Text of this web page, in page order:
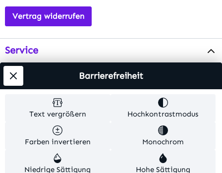
Vertrag widerrufen
Service
Info
Alle Preise inkl. gesetzl. Mehrwertsteuer zzgl.
Versandkosten . Alle Artikelangaben sind
Herstellerangaben und ohne Gewähr.
Text vergrößern Hochkontrastmodus
Farben invertieren Monochrom
Niedrige Sättigung Hohe Sättigung
Barrierefreiheit